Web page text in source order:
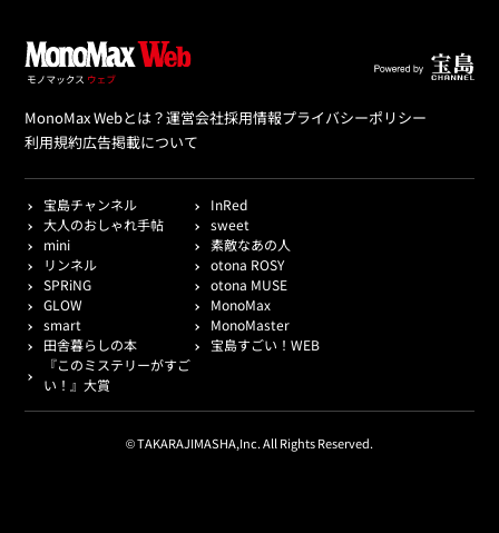
MonoMax Webとは？運営会社採用情報プライバシーポリシー
利用規約広告掲載について
宝島チャンネル
InRed
大人のおしゃれ手帖
sweet
mini
素敵なあの人
リンネル
otona ROSY
SPRiNG
otona MUSE
GLOW
MonoMax
smart
MonoMaster
田舎暮らしの本
宝島すごい！WEB
『このミステリーがすご
い！』大賞
© TAKARAJIMASHA,Inc. All Rights Reserved.